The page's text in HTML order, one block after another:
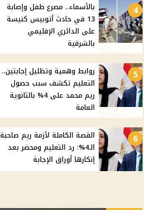
4
بالأسماء.. مصرع طفل وإصابة
13 في حادث أتوبيس كنيسة
على الدائري الإقليمي
بالشرقية
5
روابط وهمية وتظليل إجابتين..
التعليم تكشف سبب حصول
ريم محمد على 4% بالثانوية
العامة
6
القصة الكاملة لأزمة ريم صاحبة
الـ4%: رد التعليم ومحضر بعد
إنكارها أوراق الإجابة